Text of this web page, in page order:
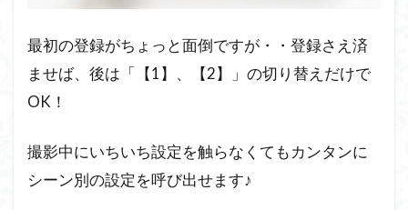
し？
最初の登録がちょっと面倒ですが・・登録さえ済
ませば、後は「【1】、【2】」の切り替えだけで
OK！
撮影中にいちいち設定を触らなくてもカンタンに
シーン別の設定を呼び出せます♪